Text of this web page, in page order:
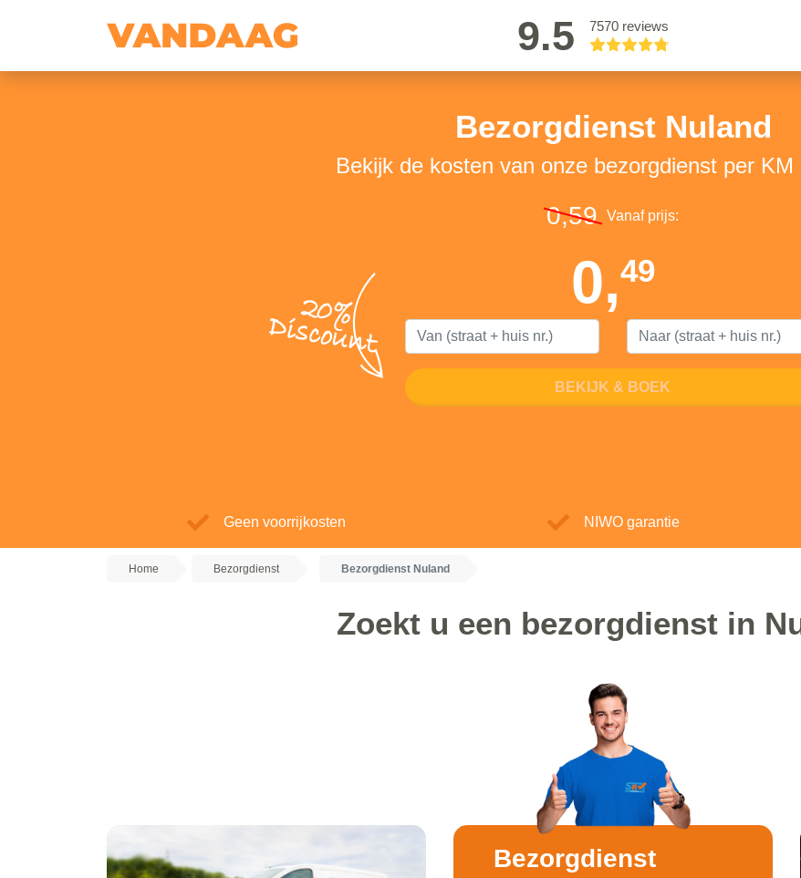
9.5 7570 reviews
Bezorgdienst Nuland
Bekijk de kosten van onze bezorgdienst per KM
20%
Discount
0,59 Vanaf prijs:
0,49
BEKIJK & BOEK
Geen voorrijkosten NIWO garantie
Home Bezorgdienst Bezorgdienst Nuland
Zoekt u een bezorgdienst in
Bezorgdienst